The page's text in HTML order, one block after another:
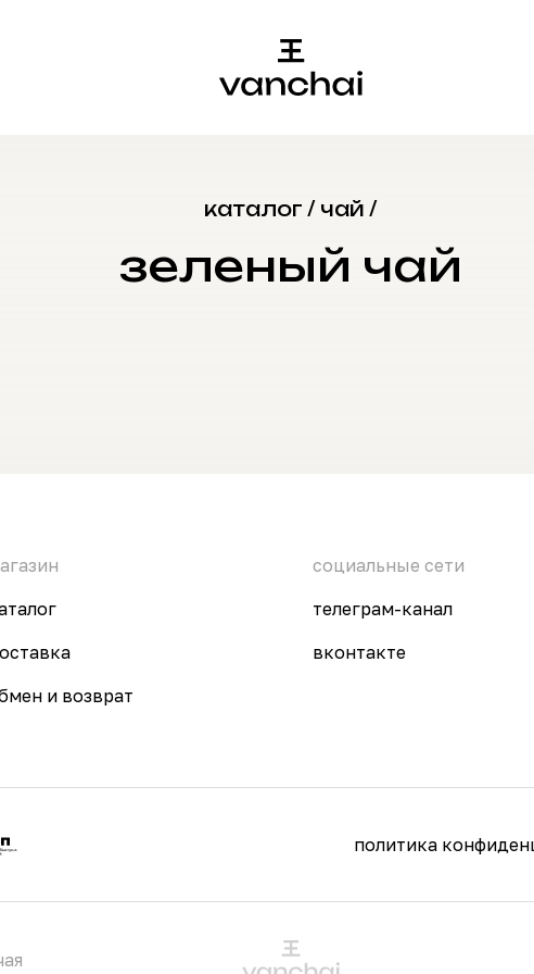
зеленый чай
каталог / чай /
социальные сети
телеграм-канал
вконтакте
и возврат
политика